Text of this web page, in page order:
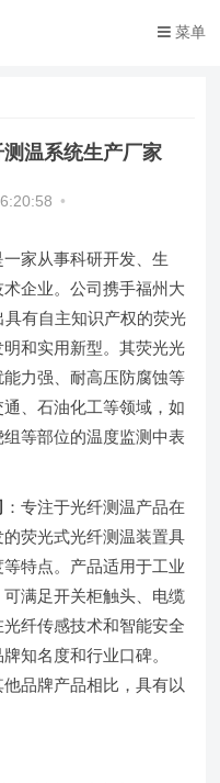
菜单
温系统生产厂家
•
一家从事科研开发、生
企业。公司携手福州大
有自主知识产权的荧光
和实用新型。其荧光光
力强、耐高压防腐蚀等
、石油化工等领域，如
等部位的温度监测中表
：专注于光纤测温产品在
荧光式光纤测温装置具
特点。产品适用于工业
满足开关柜触头、电缆
纤传感技术和智能安全
知名度和行业口碑。
品牌产品相比，具有以